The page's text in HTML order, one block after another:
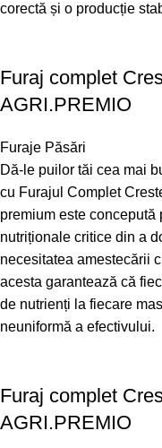
corectă și o producție
Furaj complet
AGRI.PREMIO
Furaje Păsări
Dă-le puilor tăi cea mai
cu Furajul Complet
premium este
nutriționale critice din a
necesitatea amestecării
acesta garantează că
de nutrienți la fiecare
neuniformă a efectivului.
Furaj complet
AGRI.PREMIO